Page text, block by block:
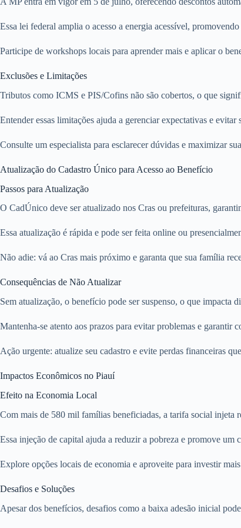
Essa lei federal amplia o acesso a energia acessível,
Participe de workshops locais para aprender mais e aplicar o
Exclusões e Limitações
Tributos como ICMS e PIS/Cofins não são cobertos, o que
Entender essas limitações ajuda a gerenciar expectativas e evitar
Consulte um especialista para esclarecer dúvidas e maximizar
Atualização do Cadastro Único para Acesso ao Benefício
Passos para Atualização
O CadÚnico deve ser atualizado nos Cras ou prefeituras,
Essa atualização é rápida e pode ser feita online ou
Não adie: vá ao Cras mais próximo e garanta que sua família
Consequências de Não Atualizar
Sem atualização, o benefício pode ser suspenso, o que impacta
Mantenha-se atento aos prazos para evitar problemas e garantir
Ação urgente: atualize seu cadastro e evite perdas financeiras
Impactos Econômicos no Piauí
Efeito na Economia Local
Com mais de 580 mil famílias beneficiadas, a tarifa social injeta
Essa injeção de capital ajuda a reduzir a pobreza e promove
Explore opções locais de economia e aproveite para investir
Desafios e Soluções
Apesar dos benefícios, desafios como a baixa adesão inicial